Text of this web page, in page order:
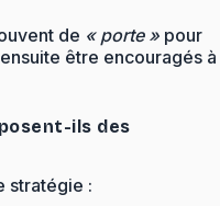
de « porte » pour
être encouragés à
ils des
stratégie :